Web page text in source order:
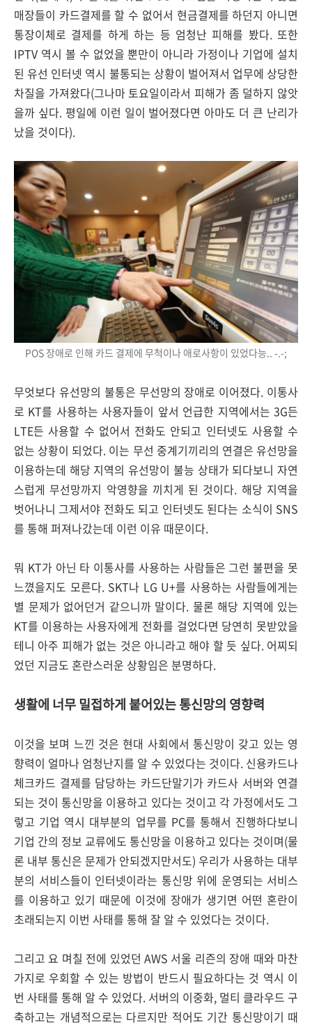
매장들이 카드결제를 할 수 없어서 현금결제를 하던지 아니면
통장이체로 결제를 하게 하는 등 엄청난 피해를 봤다. 또한
IPTV 역시 볼 수 없었을 뿐만이 아니라 가정이나 기업에 설치
된 유선 인터넷 역시 불통되는 상황이 벌어져서 업무에 상당한
차질을 가져왔다(그나마 토요일이라서 피해가 좀 덜하지 않앗
을까 싶다. 평일에 이런 일이 벌어졌다면 아마도 더 큰 난리가
났을 것이다).
POS 장애로 인해 카드 결제에 무척이나 애로사항이 있었다능.. -.-;
무엇보다 유선망의 불통은 무선망의 장애로 이어졌다. 이통사
로 KT를 사용하는 사용자들이 앞서 언급한 지역에서는 3G든
LTE든 사용할 수 없어서 전화도 안되고 인터넷도 사용할 수
없는 상황이 되었다. 이는 무선 중계기끼리의 연결은 유선망을
이용하는데 해당 지역의 유선망이 불능 상태가 되다보니 자연
스럽게 무선망까지 악영향을 끼치게 된 것이다. 해당 지역을
벗어나니 그제서야 전화도 되고 인터넷도 된다는 소식이 SNS
를 통해 퍼져나갔는데 이런 이유 때문이다.
뭐 KT가 아닌 타 이통사를 사용하는 사람들은 그런 불편을 못
느꼈을지도 모른다. SKT나 LG U+를 사용하는 사람들에게는
별 문제가 없어던거 같으니까 말이다. 물론 해당 지역에 있는
KT를 이용하는 사용자에게 전화를 걸었다면 당연히 못받았을
테니 아주 피해가 없는 것은 아니라고 해야 할 듯 싶다. 어찌되
었던 지금도 혼란스러운 상황임은 분명하다.
생활에 너무 밀접하게 붙어있는 통신망의 영향력
이것을 보며 느낀 것은 현대 사회에서 통신망이 갖고 있는 영
향력이 얼마나 엄청난지를 알 수 있었다는 것이다. 신용카드나
체크카드 결제를 담당하는 카드단말기가 카드사 서버와 연결
되는 것이 통신망을 이용하고 있다는 것이고 각 가정에서도 그
렇고 기업 역시 대부분의 업무를 PC를 통해서 진행하다보니
기업 간의 정보 교류에도 통신망을 이용하고 있다는 것이며(물
론 내부 통신은 문제가 안되겠지만서도) 우리가 사용하는 대부
분의 서비스들이 인터넷이라는 통신망 위에 운영되는 서비스
를 이용하고 있기 때문에 이것에 장애가 생기면 어떤 혼란이
초래되는지 이번 사태를 통해 잘 알 수 있었다는 것이다.
그리고 요 며칠 전에 있었던 AWS 서울 리즌의 장애 때와 마찬
가지로 우회할 수 있는 방법이 반드시 필요하다는 것 역시 이
번 사태를 통해 알 수 있었다. 서버의 이중화, 멀티 클라우드 구
축하고는 개념적으로는 다르지만 적어도 기간 통신망이기 때